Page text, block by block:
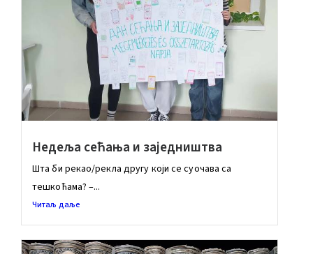
Недељa сећања и заједништва
Шта би рекао/рекла другу који се суочава са
тешкоћама? –...
Читаљ даље